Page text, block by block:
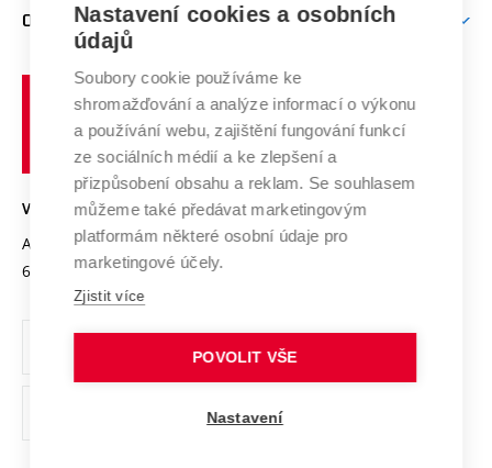
E-přihláška
Doktorské studium
Podpora podnikání
Mezinárodní vědecká rada
Systém zajišťování kvality výzkumu
Výzkumné infrastruktury
Transfer znalostí
Open Science
Projekty
Projekty ze strukturálních fondů
Specifický výzkum
Zahraniční spolupráce
Spolupráce se školami
Služby univerzity
Mezinárodní dohody
Univerzitní sítě
O UNIVERZITĚ
Profil univerzity
Udržitelná univerzita
Podnikavá univerzita / ContriBUTe
Bezpečná univerzita
Vyznamenání
Organizační struktura
Ochrana osobních údajů
odkaz)
učení
technické
VYSOKÉ UČENÍ TECHNICKÉ V BRNĚ
Antonínská 548/1
602 00 Brno
www.vut.cz
vut@vutbr.cz
Nastavení cookies a osobních
údajů
Soubory cookie používáme ke
shromažďování a analýze informací o výkonu
a používání webu, zajištění fungování funkcí
ze sociálních médií a ke zlepšení a
přizpůsobení obsahu a reklam. Se souhlasem
můžeme také předávat marketingovým
platformám některé osobní údaje pro
marketingové účely.
Zjistit více
POVOLIT VŠE
Nastavení